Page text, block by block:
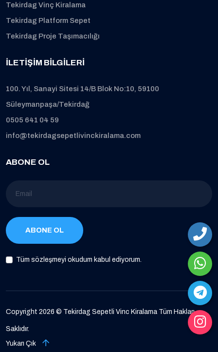
Tekirdag Vinç Kiralama
Tekirdag Platform Sepet
Tekirdag Proje Taşımacılığı
İLETIŞIM BILGILERI
100. Yıl, Sanayi Sitesi 14/B Blok No:10, 59100
Süleymanpaşa/Tekirdağ
0505 641 04 59
info@tekirdagsepetlivinckiralama.com
ABONE OL
ABONE OL
Tüm sözleşmeyi okudum kabul ediyorum.
Copyright 2026 © Tekirdag Sepetli Vinc Kiralama Tüm Hakları
Saklıdır.
Yukarı Çık